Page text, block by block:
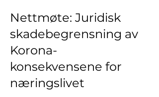
Nettmøte: Juridisk
skadebegrensning av
Korona-
konsekvensene for
næringslivet